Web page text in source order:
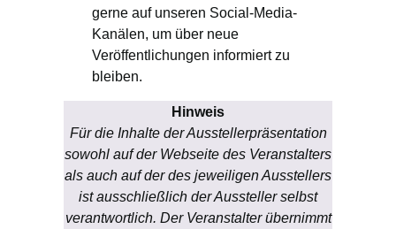
gerne auf unseren Social-Media-
Kanälen, um über neue
Veröffentlichungen informiert zu
bleiben.
Hinweis
Für die Inhalte der Ausstellerpräsentation
sowohl auf der Webseite des Veranstalters
als auch auf der des jeweiligen Ausstellers
ist ausschließlich der Aussteller selbst
verantwortlich. Der Veranstalter übernimmt